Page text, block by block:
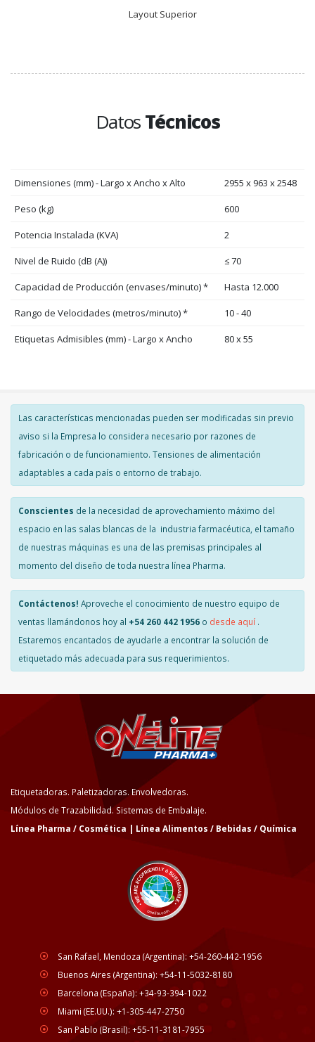
Layout Superior
DatosTécnicos
Dimensiones (mm) - Largo x Ancho x Alto 2955 x 963 x 2548
Peso (kg) 600
Potencia Instalada (KVA) 2
Nivel de Ruido (dB (A)) ≤ 70
Capacidad de Producción (envases/minuto) * Hasta 12.000
Rango de Velocidades (metros/minuto) * 10 - 40
Etiquetas Admisibles (mm) - Largo x Ancho 80 x 55
Las características mencionadas pueden ser modificadas sin previo
aviso si la Empresa lo considera necesario por razones de
fabricación o de funcionamiento. Tensiones de alimentación
adaptables a cada país o entorno de trabajo.
Conscientes de la necesidad de aprovechamiento máximo del
espacio en las salas blancas de la industria farmacéutica, el tamaño
de nuestras máquinas es una de las premisas principales al
momento del diseño de toda nuestra línea Pharma.
Contáctenos! Aproveche el conocimiento de nuestro equipo de
ventas llamándonos hoy al +54 260 442 1956 o desde aquí .
Estaremos encantados de ayudarle a encontrar la solución de
etiquetado más adecuada para sus requerimientos.
Etiquetadoras. Paletizadoras. Envolvedoras.
Módulos de Trazabilidad. Sistemas de Embalaje.
Línea Pharma / Cosmética | Línea Alimentos / Bebidas / Química
San Rafael, Mendoza (Argentina): +54-260-442-1956
Buenos Aires (Argentina): +54-11-5032-8180
Barcelona (España): +34-93-394-1022
Miami (EE.UU.): +1-305-447-2750
San Pablo (Brasil): +55-11-3181-7955